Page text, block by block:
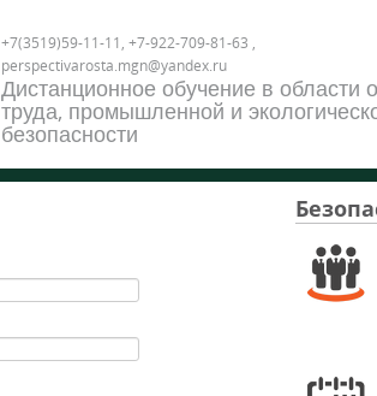
+7(3519)59-11-11, +7-922-709-81-63 ,
perspectivarosta.mgn@yandex.ru
Дистанционное обучение в области
труда, промышленной и
безопасности